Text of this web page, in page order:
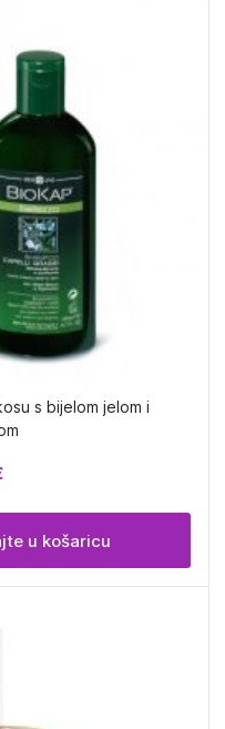
s bijelom jelom i
u košaricu